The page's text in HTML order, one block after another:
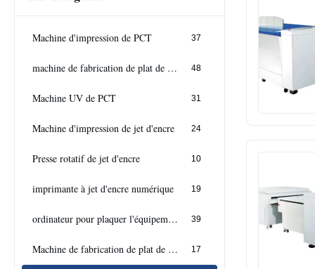
Machine d'impression de PCT 37
machine de fabrication de plat de PCT 48
Machine UV de PCT 31
Machine d'impression de jet d'encre 24
Presse rotatif de jet d'encre 10
imprimante à jet d'encre numérique 19
ordinateur pour plaquer l'équipement 39
Machine de fabrication de plat de CTCP 17